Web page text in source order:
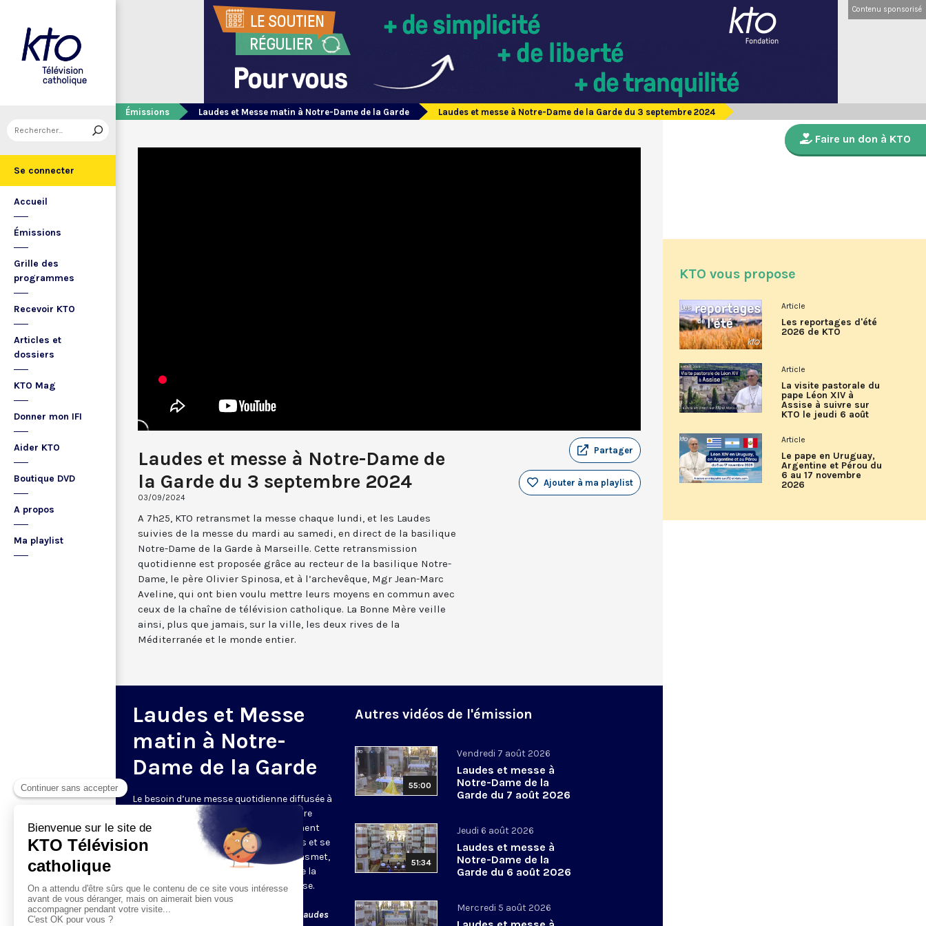
Se connecter
Accueil
Émissions
Grille des
programmes
Recevoir KTO
Articles et
dossiers
KTO Mag
Donner mon IFI
Aider KTO
Boutique DVD
A propos
Ma playlist
Contenu sponsorisé
Émissions Laudes et Messe matin à Notre-Dame de la Garde Laudes et messe à Notre-Dame de la Garde du 3 septembre 2024
Laudes et messe à Notre-Dame de
la Garde du 3 septembre 2024
03/09/2024
Partager
Ajouter à ma playlist
A 7h25, KTO retransmet la messe chaque lundi, et les Laudes
suivies de la messe du mardi au samedi, en direct de la basilique
Notre-Dame de la Garde à Marseille. Cette retransmission
quotidienne est proposée grâce au recteur de la basilique Notre-
Dame, le père Olivier Spinosa, et à l’archevêque, Mgr Jean-Marc
Aveline, qui ont bien voulu mettre leurs moyens en commun avec
ceux de la chaîne de télévision catholique. La Bonne Mère veille
ainsi, plus que jamais, sur la ville, les deux rives de la
Méditerranée et le monde entier.
Laudes et Messe
matin à Notre-
Dame de la Garde
Le besoin d’une messe quotidienne diffusée à
la télévision a été exprimé d’une manière
encore plus forte pendant le confinement
dans de nombreux pays francophones et se
maintient depuis la reprise. KTO retransmet,
en direct de la basilique Notre-Dame de la
Garde, à Marseille, les laudes et la messe.
Le lundi à 7h25, la messe
Du mardi au samedi à 7h25, messe avec laudes
Autres vidéos de l'émission
55:00
Vendredi 7 août 2026
Laudes et messe à
Notre-Dame de la
Garde du 7 août 2026
51:34
Jeudi 6 août 2026
Laudes et messe à
Notre-Dame de la
Garde du 6 août 2026
Mercredi 5 août 2026
Faire un don à KTO
KTO vous propose
Article
Les reportages d'été
2026 de KTO
Article
La visite pastorale du
pape Léon XIV à
Assise à suivre sur
KTO le jeudi 6 août
Article
Le pape en Uruguay,
Argentine et Pérou du
6 au 17 novembre
2026